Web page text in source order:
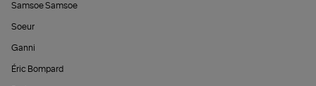
Samsoe Samsoe
Soeur
Ganni
Éric Bompard